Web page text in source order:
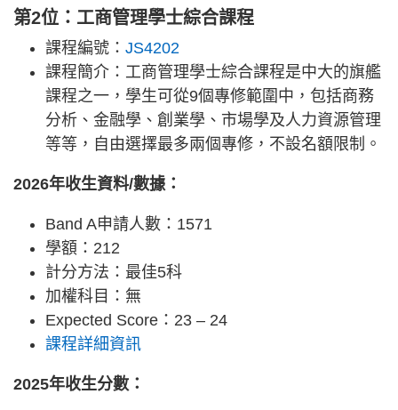
第2位：工商管理學士綜合課程
課程編號： JS4202
課程簡介：工商管理學士綜合課程是中大的旗艦
課程之一，學生可從9個專修範圍中，包括商務
分析、金融學、創業學、市場學及人力資源管理
等等，自由選擇最多兩個專修，不設名額限制。
2026年收生資料/數據：
Band A申請人數：1571
學額：212
計分方法：最佳5科
加權科目：無
Expected Score：23 – 24
課程詳細資訊
2025年收生分數：